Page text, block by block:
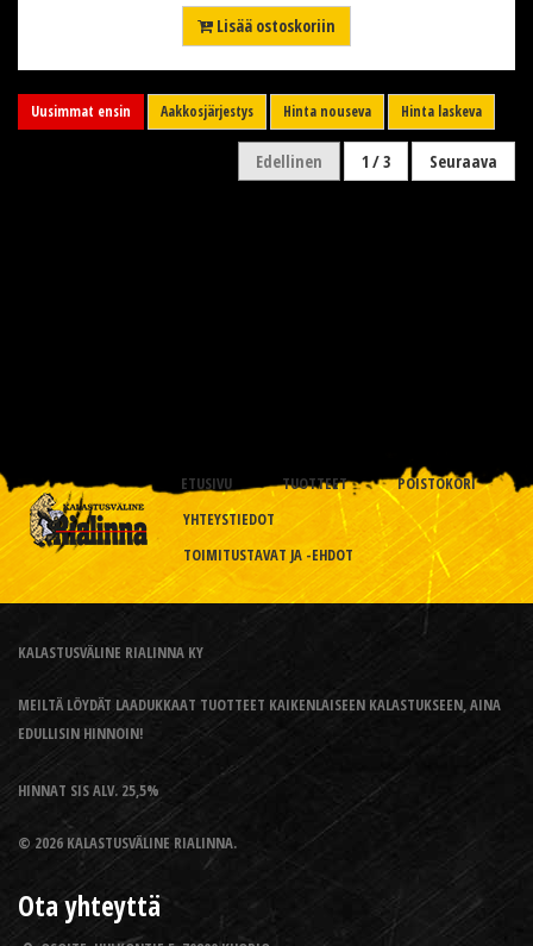
Lisää ostoskoriin
Uusimmat ensin Aakkosjärjestys Hinta nouseva Hinta laskeva
Edellinen 1 / 3 Seuraava
ETUSIVU TUOTTEET
POISTOKORI
YHTEYSTIEDOT
TOIMITUSTAVAT JA -EHDOT
KALASTUSVÄLINE RIALINNA KY
MEILTÄ LÖYDÄT LAADUKKAAT TUOTTEET KAIKENLAISEEN KALASTUKSEEN, AINA
EDULLISIN HINNOIN!
HINNAT SIS ALV. 25,5%
© 2026 KALASTUSVÄLINE RIALINNA.
Ota yhteyttä